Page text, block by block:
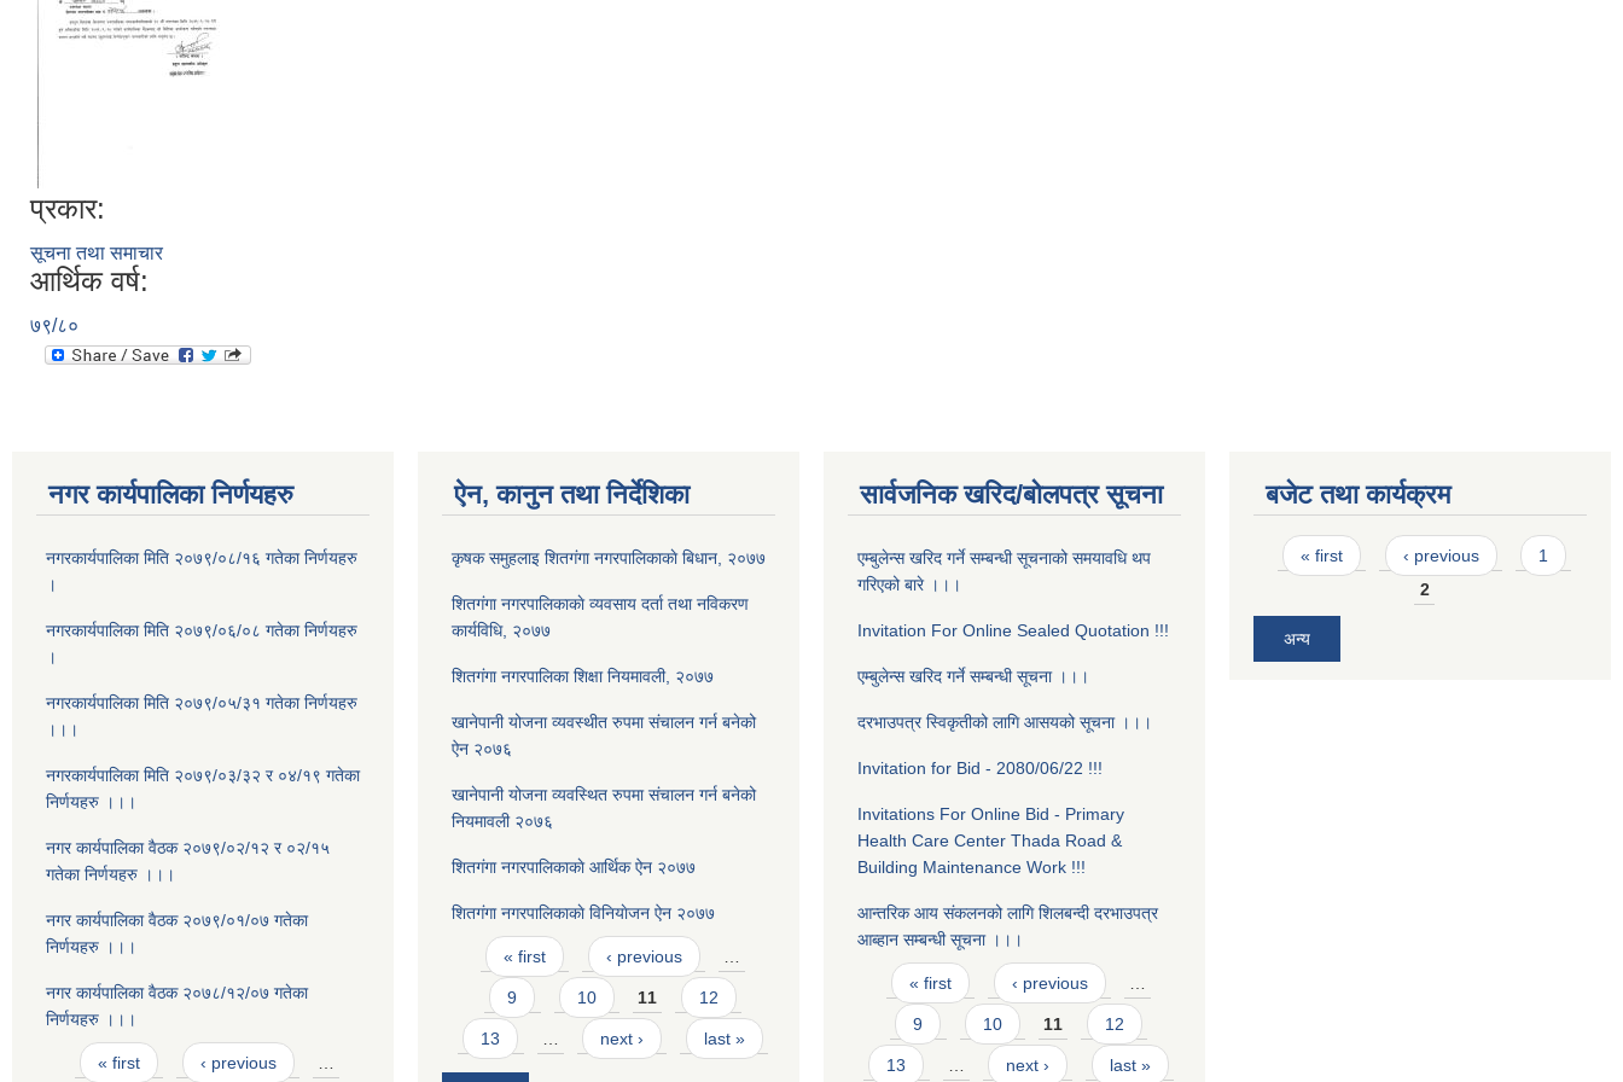
प्रकार:
सूचना तथा समाचार
आर्थिक वर्ष:
७९/८०
नगर कार्यपालिका निर्णयहरु
नगरकार्यपालिका मिति २०७९/०८/१६ गतेका निर्णयहरु
।
नगरकार्यपालिका मिति २०७९/०६/०८ गतेका निर्णयहरु
।
नगरकार्यपालिका मिति २०७९/०५/३१ गतेका निर्णयहरु
।।।
नगरकार्यपालिका मिति २०७९/०३/३२ र ०४/१९ गतेका
निर्णयहरु ।।।
नगर कार्यपालिका वैठक २०७९/०२/१२ र ०२/१५
गतेका निर्णयहरु ।।।
नगर कार्यपालिका वैठक २०७९/०१/०७ गतेका
निर्णयहरु ।।।
नगर कार्यपालिका वैठक २०७८/१२/०७ गतेका
निर्णयहरु ।।।
Pages
« first ‹ previous
ऐन, कानुन तथा निर्देशिका
कृषक समुहलाइ शितग‌ंगा नगरपालिकाकाे बिधान, २०७७
शितगंगा नगरपालिकाकाे व्यवसाय दर्ता तथा नविकरण
कार्यविधि, २०७७
शितगंगा नगरपालिका शिक्षा नियमावली, २०७७
खानेपानी योजना व्यवस्थीत रुपमा संचालन गर्न बनेको
ऐन २०७६
खानेपानी योजना व्यवस्थित रुपमा संचालन गर्न बनेको
नियमावली २०७६
शितगंगा नगरपालिकाकाे आर्थिक ऐन २०७७
शितगंगा नगरपालिकाकाे विनियाेजन ऐन २०७७
Pages
« first ‹ previous
9 10 11 12
13 next › last »
सार्वजनिक खरिद/बोलपत्र सूचना
एम्बुलेन्स खरिद गर्ने सम्बन्धी सूचनाको समयावधि थप
गरिएको बारे ।।।
Invitation For Online Sealed Quotation !!!
एम्बुलेन्स खरिद गर्ने सम्बन्धी सूचना ।।।
दरभाउपत्र स्विकृतीको लागि आसयको सूचना ।।।
Invitation for Bid - 2080/06/22 !!!
Invitations For Online Bid - Primary
Health Care Center Thada Road &
Building Maintenance Work !!!
आन्तरिक आय स‌ंकलनको लागि शिलबन्दी दरभाउपत्र
आब्हान सम्बन्धी सूचना ।।।
Pages
« first ‹ previous
9 10 11 12
13 next › last »
बजेट तथा कार्यक्रम
Pages
« first ‹ previous
1
2
अन्य